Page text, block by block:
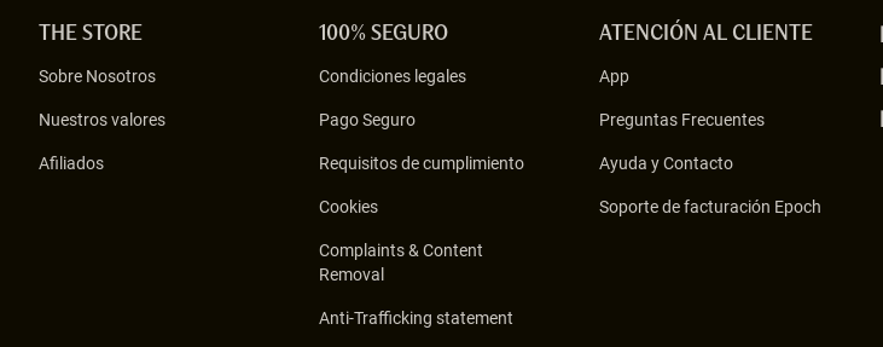
THE STORE
Sobre Nosotros
Nuestros valores
Afiliados
100% SEGURO
Condiciones legales
Pago Seguro
Requisitos de cumplimiento
Cookies
Complaints & Content
Removal
Anti-Trafficking statement
ATENCIÓN AL CLIENTE
App
Preguntas Frecuentes
Ayuda y Contacto
Soporte de facturación Epoch